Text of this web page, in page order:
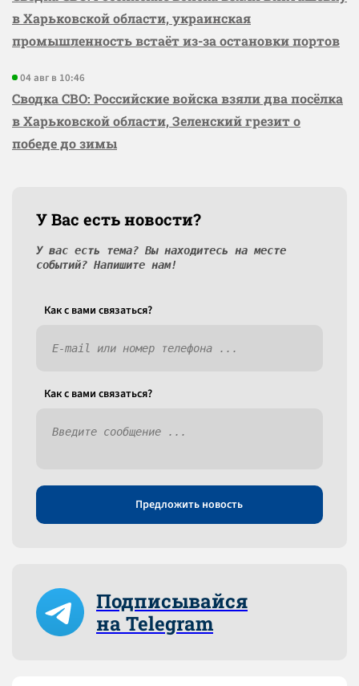
в Харьковской области, украинская
промышленность встаёт из-за остановки портов
04 авг в 10:46
Сводка СВО: Российские войска взяли два посёлка
в Харьковской области, Зеленский грезит о
победе до зимы
У Вас есть новости?
У вас есть тема? Вы находитесь на месте
событий? Напишите нам!
Как c вами связаться?
Как c вами связаться?
Предложить новость
Подписывайся
на Telegram